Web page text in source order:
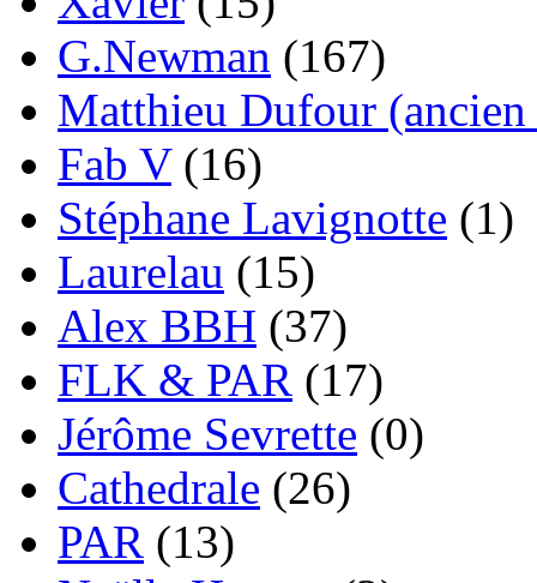
G.Newman (167)
Matthieu Dufour (ancien
Fab V(16)
Stéphane Lavignotte (1)
Laurelau (15)
Alex BBH (37)
FLK & PAR (17)
Jérôme Sevrette (0)
Cathedrale (26)
PAR (13)